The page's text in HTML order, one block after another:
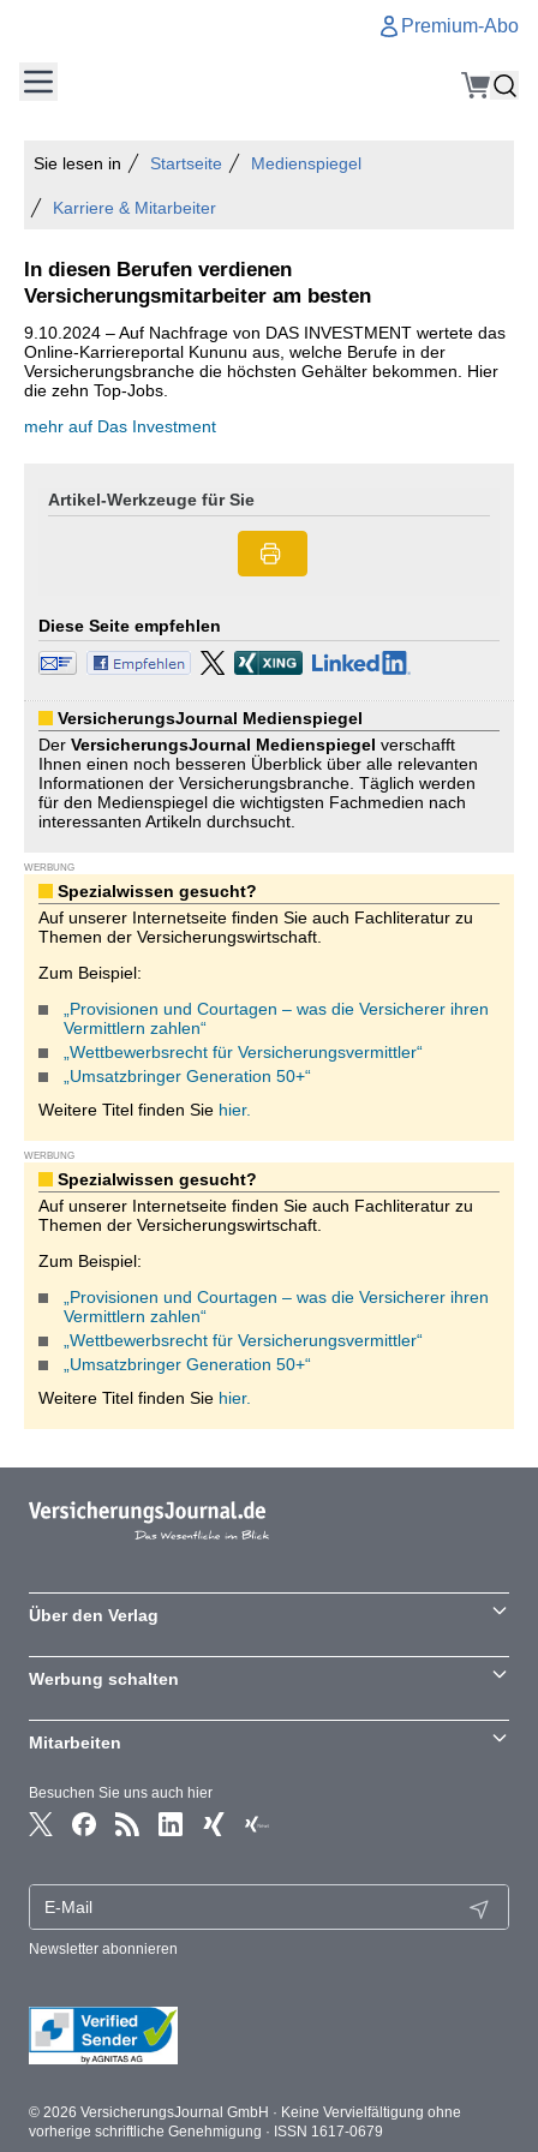
Premium-Abo
Sie lesen in Startseite Medienspiegel
Karriere & Mitarbeiter
In diesen Berufen verdienen
Versicherungsmitarbeiter am besten
9.10.2024 – Auf Nachfrage von DAS INVESTMENT wertete das
Online-Karriereportal Kununu aus, welche Berufe in der
Versicherungsbranche die höchsten Gehälter bekommen. Hier
die zehn Top-Jobs.
mehr auf Das Investment
Artikel-Werkzeuge für Sie
Diese Seite empfehlen
VersicherungsJournal Medienspiegel
Der VersicherungsJournal Medienspiegel verschafft
Ihnen einen noch besseren Überblick über alle relevanten
Informationen der Versicherungsbranche. Täglich werden
für den Medienspiegel die wichtigsten Fachmedien nach
interessanten Artikeln durchsucht.
WERBUNG
Spezialwissen gesucht?
Auf unserer Internetseite finden Sie auch Fachliteratur zu
Themen der Versicherungswirtschaft.
Zum Beispiel:
„Provisionen und Courtagen – was die Versicherer ihren
Vermittlern zahlen“
„Wettbewerbsrecht für Versicherungsvermittler“
„Umsatzbringer Generation 50+“
Weitere Titel finden Sie hier.
WERBUNG
Spezialwissen gesucht?
Auf unserer Internetseite finden Sie auch Fachliteratur zu
Themen der Versicherungswirtschaft.
Zum Beispiel:
„Provisionen und Courtagen – was die Versicherer ihren
Vermittlern zahlen“
„Wettbewerbsrecht für Versicherungsvermittler“
„Umsatzbringer Generation 50+“
Weitere Titel finden Sie hier.
Besuchen Sie uns auch hier
Newsletter abonnieren
Über den Verlag
Werbung schalten
Mitarbeiten
© 2026 VersicherungsJournal GmbH · Keine Vervielfältigung ohne
vorherige schriftliche Genehmigung · ISSN 1617-0679